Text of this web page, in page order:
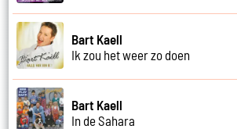
Bart Kaell
Ik zou het weer zo doen
Bart Kaell
In de Sahara